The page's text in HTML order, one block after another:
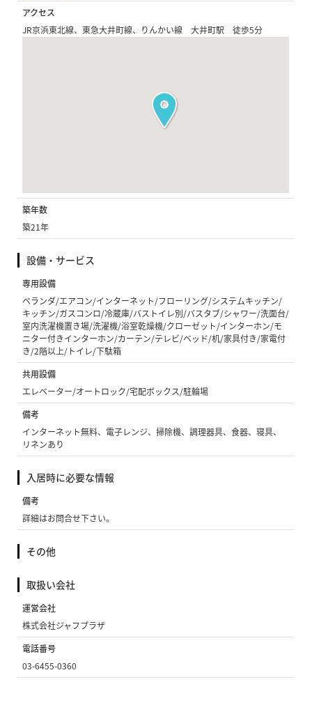
アクセス
JR京浜東北線、東急大井町線、りんかい線 大井町駅 徒歩5分
築年数
築21年
設備・サービス
専用設備
ベランダ/エアコン/インターネット/フローリング/システムキッチン/
キッチン/ガスコンロ/冷蔵庫/バストイレ別/バスタブ/シャワー/洗面台/
室内洗濯機置き場/洗濯機/浴室乾燥機/クローゼット/インターホン/モ
ニター付きインターホン/カーテン/テレビ/ベッド/机/家具付き/家電付
き/2階以上/トイレ/下駄箱
共用設備
エレベーター/オートロック/宅配ボックス/駐輪場
備考
インターネット無料、電子レンジ、掃除機、調理器具、食器、寝具、
リネンあり
入居時に必要な情報
備考
詳細はお問合せ下さい。
その他
取扱い会社
運営会社
株式会社ジャフプラザ
電話番号
03-6455-0360